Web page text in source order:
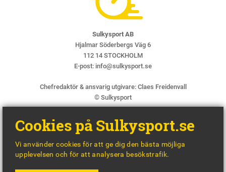
Sulkysport AB
Hjalmar Söderbergs Väg 6
112 14 STOCKHOLM
E-post: info@sulkysport.se
Chefredaktör & ansvarig utgivare: Claes Freidenvall
© Sulkysport
BY
Cookies på Sulkysport.se
Vi använder cookies för att ge dig den bästa möjliga
upplevelsen och för att analysera besökstrafik.